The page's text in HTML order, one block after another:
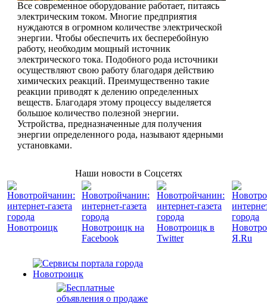
Все современное оборудование работает, питаясь
электрическим током. Многие предприятия
нуждаются в огромном количестве электрической
энергии. Чтобы обеспечить их бесперебойную
работу, необходим мощный источник
электрического тока. Подобного рода источники
осуществляют свою работу благодаря действию
химических реакций. Преимущественно такие
реакции приводят к делению определенных
веществ. Благодаря этому процессу выделяется
большое количество полезной энергии.
Устройства, предназначенные для получения
энергии определенного рода, называют ядерными
установками.
Наши новости в Соцсетях